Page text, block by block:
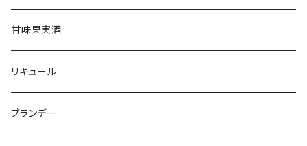
白ワイン
辛口ワイン
中口ワイン
赤ワイン
フルボディ
ロゼワイン
甘味果実酒
リキュール
ブランデー